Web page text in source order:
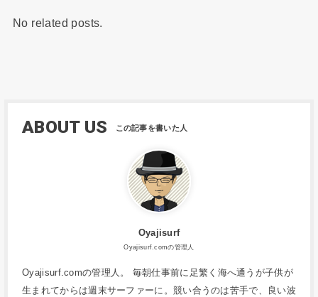
No related posts.
ABOUT US
Oyajisurf
Oyajisurf.comの管理人
Oyajisurf.comの管理人。 毎朝仕事前に足繁く海へ通うが子供が
生まれてからは週末サーファーに。競い合うのは苦手で、良い波